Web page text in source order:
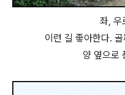
좌, 우
이런 길 좋아한다.
양 옆으로